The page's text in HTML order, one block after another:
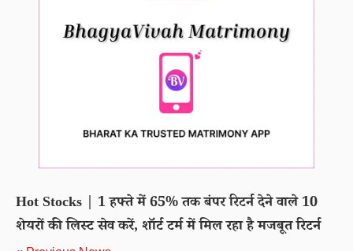
Hot Stocks | 1 हफ्ते में 65% तक बंपर रिटर्न देने वाले 10
शेयरों की लिस्ट सेव करें, शॉर्ट टर्म में मिल रहा है मजबूत रिटर्न